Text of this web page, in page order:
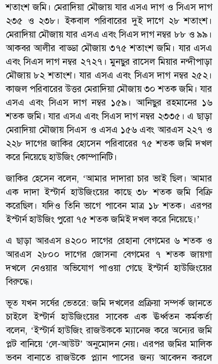
শতাংশ জমি। মেরাদিয়া মৌজায় যার এসএ দাগ ও সিএস দাগ
২৩৫ ও ২৩৮। ইকবাল পরিবারের দুই দাগে ২৮ শতাংশ।
মেরাদিয়া মৌজায় যার এসএ এবং সিএস দাগ নম্বর ৮৮ ও ৯৯।
আকবর আলীর বাড্ডা মৌজায় ৩৭৫ শতাংশ জমি। যার এসএ
এবং সিএস দাগ নম্বর ২৭২৭। মুনছুর রাসেল মিয়ার নন্দীপাড়া
মৌজায় ৮২ শতাংশ। যার এসএ এবং সিএস দাগ নম্বর ২৫২।
কাজল পরিবারের উত্তর মেরাদিয়া মৌজায় ৩০ শতক জমি। যার
এসএ এবং সিএস দাগ নম্বর ১৫৯। আনিছুর রহমানের ১৬
শতক জমি। যার এসএ এবং সিএস দাগ নম্বর ২৩৩৫। এ ছাড়া
মেরাদিয়া মৌজায় সিএস ও এসএ ১৫৬ এবং আরএস ২২৭ ও
২২৮ দাগের জাকির হোসেন পরিবারের ৭৫ শতক জমি দখল
করে নিয়েছে হাউজিং কোম্পানিটি।
জাকির হেসেন বলেন, ‘আমার দাদারা চার ভাই ছিল। আমার
এক দাদা ইস্টার্ন হাউজিংয়ের কাছে ৩৮ শতক জমি বিক্রি
করেছিল। যদিও তিনি ভাগে পাবেন মাত্র ১৮ শতক। এরপর
ইস্টার্ন হাউজিং পুরো ৭৫ শতক জমিই দখল করে নিয়েছে।’
এ ছাড়া আরএস ৪২০০ দাগের রেহানা বেগমের ৬ শতক ও
আরএস ২৮০০ দাগের জোসনা বেগমের ৭ শতক জায়গা
দখলে নেওয়ার অভিযোগ পাওয়া গেছে ইস্টার্ন হাউজিংয়ের
বিরুদ্ধে।
ভূত যখন সর্ষের ভেতরে: জমি দখলের প্রক্রিয়া সম্পর্ক জানতে
চাইলে ইস্টার্ন হাউজিংয়ের সাবেক এক ঊর্ধ্বতন কর্মকর্তা
বলেন, ‘ইস্টার্ন হাউজিং রাজউককে ম্যানেজ করে অন্যের জমি
প্লট বানিয়ে ‘লে-আউট’ অনুমোদন নেয়। এরপর জমির মালিক
ভবন বানাতে রাজউকে প্ল্যান পাসের জন্য আবেদন করলে